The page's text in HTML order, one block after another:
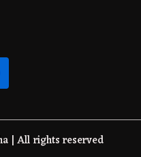
| All rights reserved